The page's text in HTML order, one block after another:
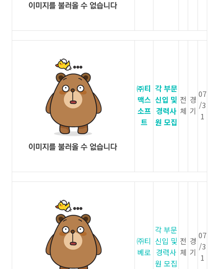
㈜티
맥스
소프
트
각 부문
신입 및
경력사
원 모집
전
체
경
기
07
/3
1
㈜티
베로
각 부문
신입 및
경력사
원 모집
전
체
경
기
07
/3
1